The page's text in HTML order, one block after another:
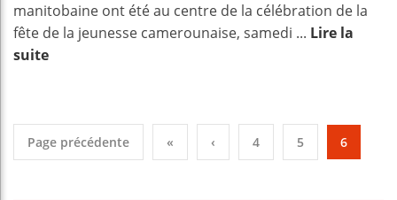
manitobaine ont été au centre de la célébration de la
fête de la jeunesse camerounaise, samedi ... Lire la
suite
Page précédente « ‹ 4 5 6